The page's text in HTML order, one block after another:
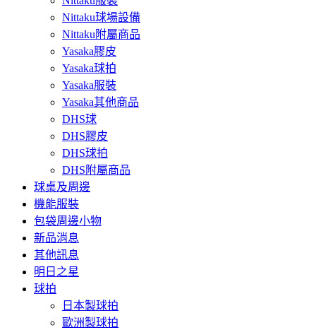
Nittaku球場設備
Nittaku附屬商品
Yasaka膠皮
Yasaka球拍
Yasaka服裝
Yasaka其他商品
DHS球
DHS膠皮
DHS球拍
DHS附屬商品
球桌及周邊
機能服裝
包袋周邊小物
新品消息
其他訊息
明日之星
球拍
日本製球拍
歐洲製球拍